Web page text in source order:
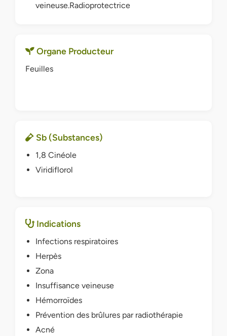
veineuse.Radioprotectrice
Organe Producteur
Feuilles
Sb (Substances)
1,8 Cinéole
Viridiflorol
Indications
Infections respiratoires
Herpès
Zona
Insuffisance veineuse
Hémorroïdes
Prévention des brûlures par radiothérapie
Acné